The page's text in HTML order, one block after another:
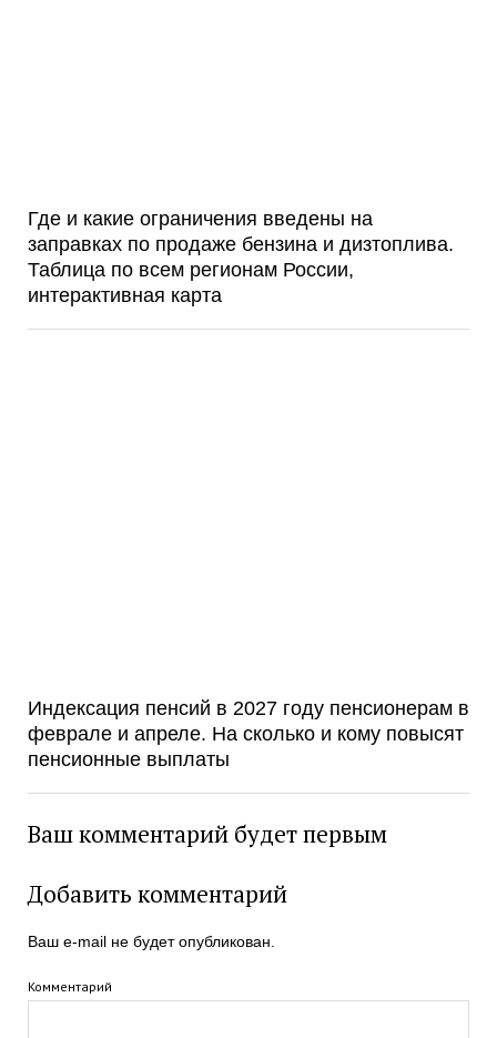
Где и какие ограничения введены на
заправках по продаже бензина и дизтоплива.
Таблица по всем регионам России,
интерактивная карта
Индексация пенсий в 2027 году пенсионерам в
феврале и апреле. На сколько и кому повысят
пенсионные выплаты
Ваш комментарий будет первым
Добавить комментарий
Ваш e-mail не будет опубликован.
Комментарий